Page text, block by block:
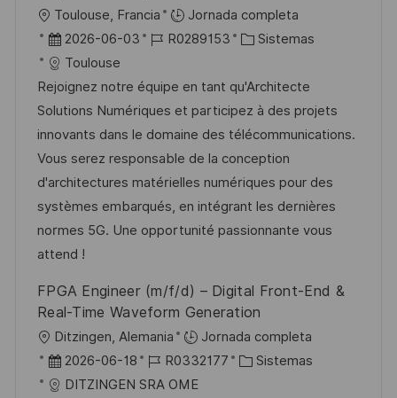
a
c
U
b
c
a
c
i
ó
n
Toulouse, Francia
Jornada completa
F
e
c
h
a
d
e
p
u
b
i
c
2026-06-03
I
d
e
e
m
p
l
e
R0289153
C
t
e
g
o
r
í
a
Sistemas
Toulouse
Rejoignez notre équipe en tant qu'Architecte
Solutions Numériques et participez à des projets
innovants dans le domaine des télécommunications.
Vous serez responsable de la conception
d'architectures matérielles numériques pour des
systèmes embarqués, en intégrant les dernières
normes 5G. Une opportunité passionnante vous
attend !
FPGA Engineer (m/f/d) – Digital Front-End &
Real-Time Waveform Generation
U
b
Ditzingen, Alemania
Jornada completa
F
e
2026-06-18
I
D
R0332177
C Sistemas
DITZINGEN SRA OME